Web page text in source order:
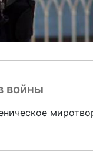
войны